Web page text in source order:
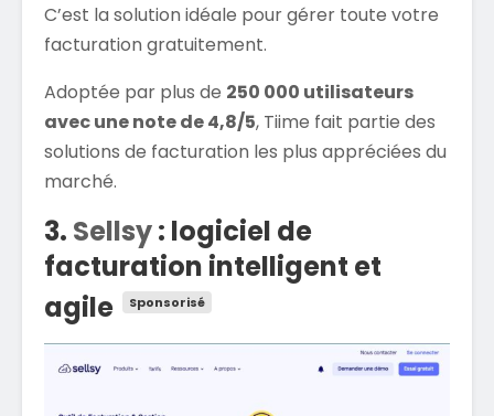
C’est la solution idéale pour gérer toute votre
facturation gratuitement.
Adoptée par plus de 250 000 utilisateurs
avec une note de 4,8/5, Tiime fait partie des
solutions de facturation les plus appréciées du
marché.
3. Sellsy: logiciel de
facturation intelligent et
agile